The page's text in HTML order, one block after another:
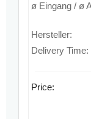
ø Eingang / ø
Hersteller:
Delivery Time:
Price: